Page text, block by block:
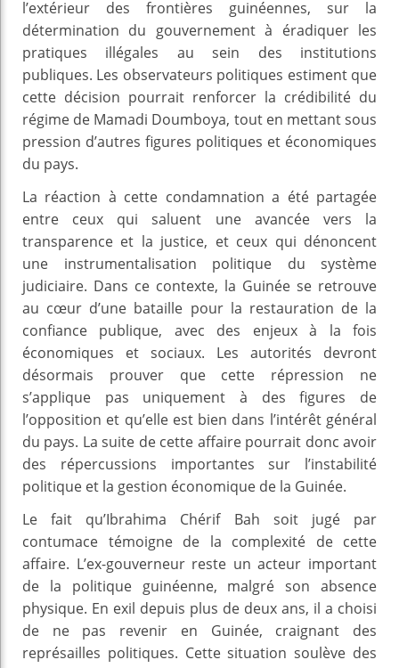
l’extérieur des frontières guinéennes, sur la
détermination du gouvernement à éradiquer les
pratiques illégales au sein des institutions
publiques. Les observateurs politiques estiment que
cette décision pourrait renforcer la crédibilité du
régime de Mamadi Doumboya, tout en mettant sous
pression d’autres figures politiques et économiques
du pays.
La réaction à cette condamnation a été partagée
entre ceux qui saluent une avancée vers la
transparence et la justice, et ceux qui dénoncent
une instrumentalisation politique du système
judiciaire. Dans ce contexte, la Guinée se retrouve
au cœur d’une bataille pour la restauration de la
confiance publique, avec des enjeux à la fois
économiques et sociaux. Les autorités devront
désormais prouver que cette répression ne
s’applique pas uniquement à des figures de
l’opposition et qu’elle est bien dans l’intérêt général
du pays. La suite de cette affaire pourrait donc avoir
des répercussions importantes sur l’instabilité
politique et la gestion économique de la Guinée.
Le fait qu’Ibrahima Chérif Bah soit jugé par
contumace témoigne de la complexité de cette
affaire. L’ex-gouverneur reste un acteur important
de la politique guinéenne, malgré son absence
physique. En exil depuis plus de deux ans, il a choisi
de ne pas revenir en Guinée, craignant des
représailles politiques. Cette situation soulève des